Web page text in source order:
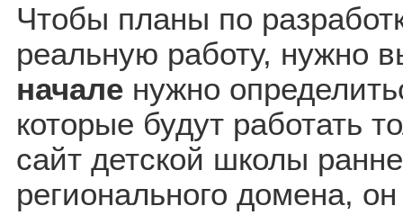
Чтобы планы по
реальную работу, нужно
начале нужно
которые будут работать
сайт детской школы
регионального домена,